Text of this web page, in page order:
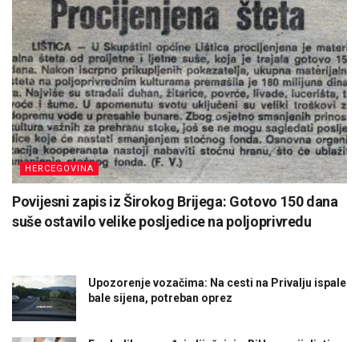
HERCEGOVINA
Povijesni zapis iz Širokog Brijega: Gotovo 150 dana
suše ostavilo velike posljedice na poljoprivredu
Upozorenje vozačima: Na cesti na Privalju ispale
bale sijena, potreban oprez